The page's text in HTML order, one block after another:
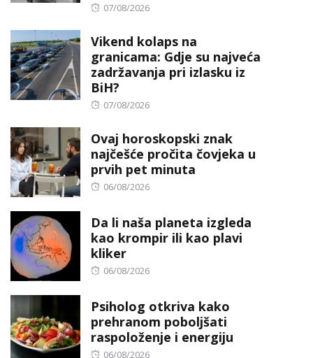
Posted
07/08/2026
Vikend kolaps na
granicama: Gdje su najveća
zadržavanja pri izlasku iz
BiH?
Posted
07/08/2026
Ovaj horoskopski znak
najčešće pročita čovjeka u
prvih pet minuta
Posted
06/08/2026
Da li naša planeta izgleda
kao krompir ili kao plavi
kliker
Posted
06/08/2026
Psiholog otkriva kako
prehranom poboljšati
raspoloženje i energiju
Posted
06/08/2026